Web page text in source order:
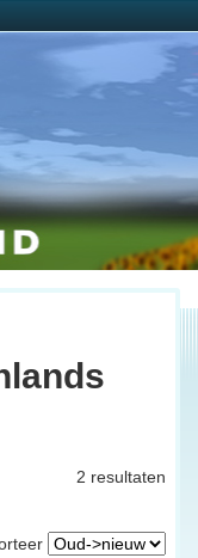
2 resultaten